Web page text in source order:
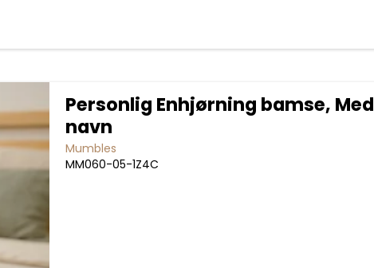
Personlig Enhjørning bamse, Med
navn
Mumbles
MM060-05-1Z4C